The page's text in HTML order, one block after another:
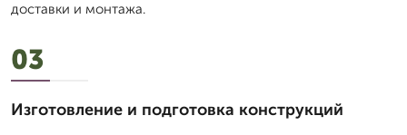
доставки и монтажа.
03
Изготовление и подготовка конструкций